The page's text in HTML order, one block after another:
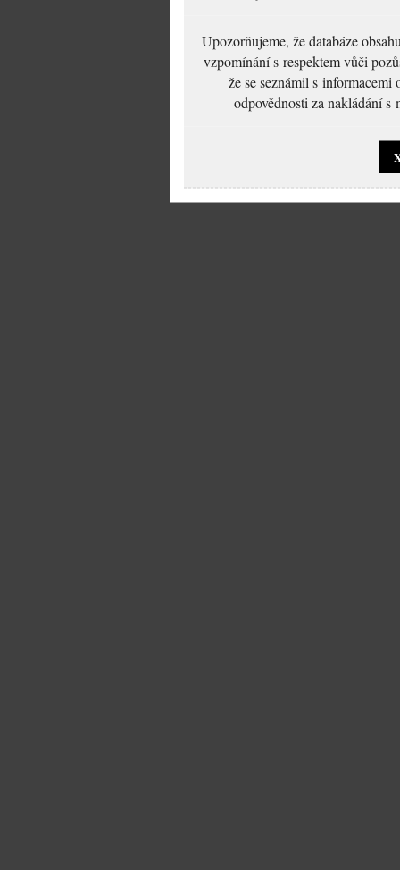
Upozorňujeme, že databáze
vzpomínání s respektem vůči
že se seznámil s
odpovědnosti za nakládání